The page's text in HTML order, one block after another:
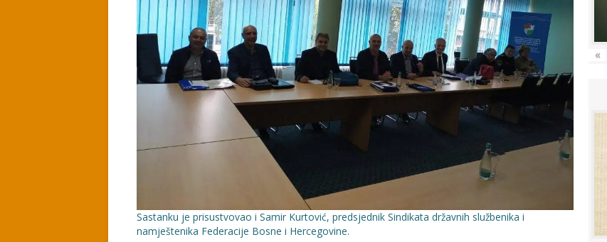
Sastanku je prisustvovao i Samir Kurtović, predsjednik Sindikata državnih službenika i
namještenika Federacije Bosne i Hercegovine.
«